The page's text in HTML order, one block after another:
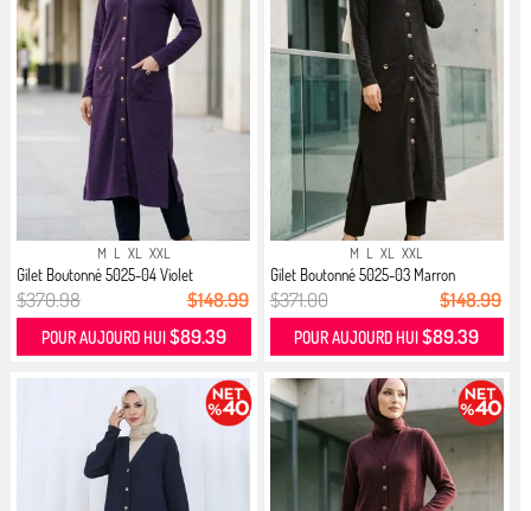
M L XL XXL
Gilet Boutonné 5025-04 Violet
$370.98 $148.99
POUR AUJOURD HUI $89.39
M L XL XXL
Gilet Boutonné 5025-03 Marron
$371.00 $148.99
POUR AUJOURD HUI$89.39